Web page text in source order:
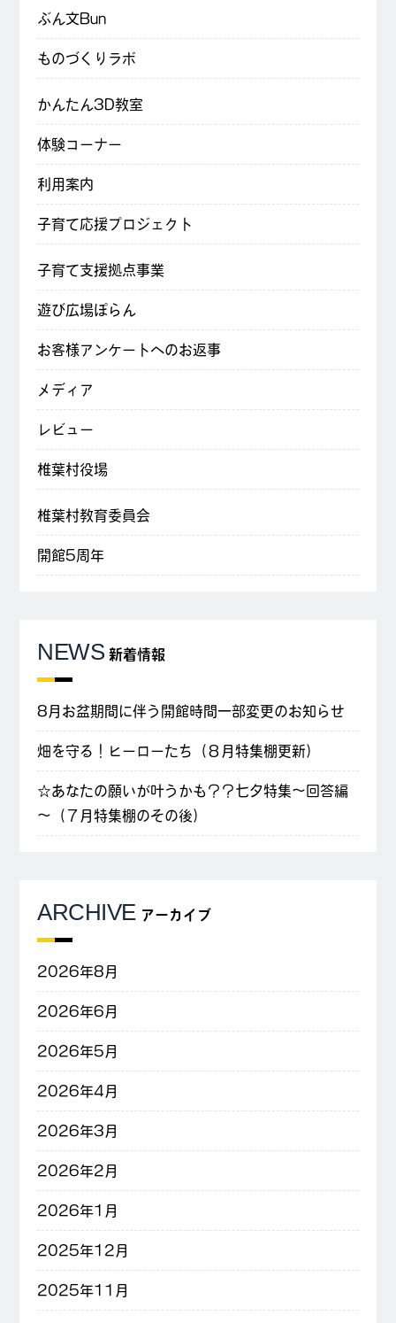
ぶん文Bun
ものづくりラボ
かんたん3D教室
体験コーナー
利用案内
子育て応援プロジェクト
子育て支援拠点事業
遊び広場ぽらん
お客様アンケートへのお返事
メディア
レビュー
椎葉村役場
椎葉村教育委員会
開館5周年
NEWS 新着情報
8月お盆期間に伴う開館時間一部変更のお知らせ
畑を守る！ヒーローたち（８月特集棚更新）
☆あなたの願いが叶うかも？？七夕特集～回答編
～（７月特集棚のその後）
ARCHIVE アーカイブ
2026年8月
2026年6月
2026年5月
2026年4月
2026年3月
2026年2月
2026年1月
2025年12月
2025年11月